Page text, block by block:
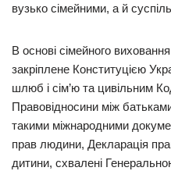
вузько сімейними, а й
В основі сімейного
закріплене Конституцією
шлюб і сім’ю та цивільним
Правовідносини між
такими міжнародними
прав людини, Декларація
дитини, схвалені